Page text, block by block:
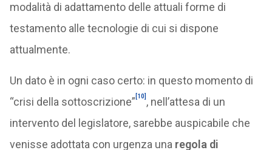
modalità di adattamento delle attuali forme di
testamento alle tecnologie di cui si dispone
attualmente.
Un dato è in ogni caso certo: in questo momento di
“crisi della sottoscrizione” [10] , nell’attesa di un
intervento del legislatore, sarebbe auspicabile che
venisse adottata con urgenza una regola di